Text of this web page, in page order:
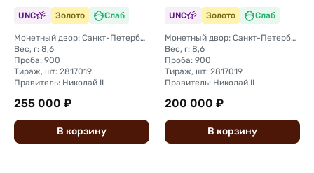
UNC Золото Слаб
Монетный двор: Санкт-Петербургский монетный двор
Вес, г: 8,6
Проба: 900
Тираж, шт: 2817019
Правитель: Николай II
255 000 ₽
В корзину
UNC Золото Слаб
Монетный двор: Санкт-Петербургский монетный двор
Вес, г: 8,6
Проба: 900
Тираж, шт: 2817019
Правитель: Николай II
200 000 ₽
В корзину